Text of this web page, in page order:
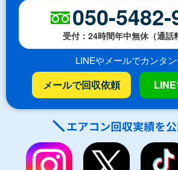
050-5482-
受付：24時間年中無休（通話
LINEやメールでカンタ
メールで回収依頼